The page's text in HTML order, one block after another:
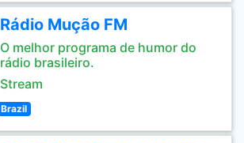
Rádio Mução FM
O melhor programa de humor do
rádio brasileiro.
Stream
Brazil